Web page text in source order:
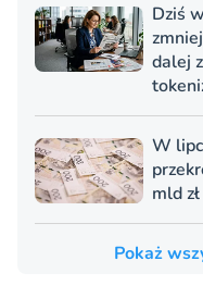
Dziś
dalej
W
mld zł
Pokaż